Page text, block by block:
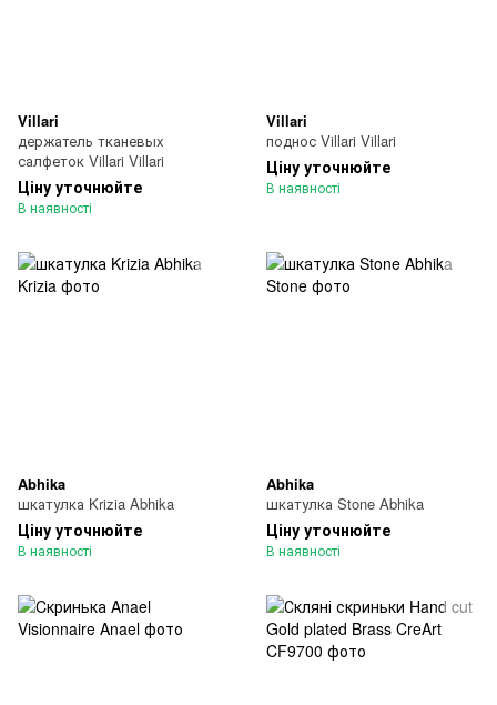
Villari
держатель тканевых
салфеток Villari Villari
Ціну уточнюйте
В наявності
Villari
поднос Villari Villari
Ціну уточнюйте
В наявності
Abhika
шкатулка Krizia Abhika
Ціну уточнюйте
В наявності
Abhika
шкатулка Stone Abhika
Ціну уточнюйте
В наявності